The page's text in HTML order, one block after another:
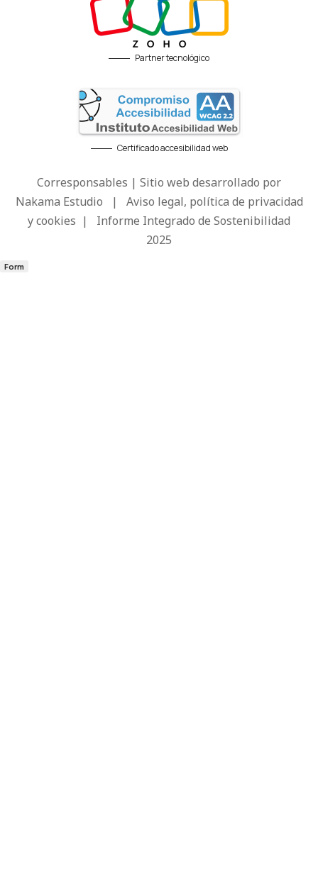
Partner tecnológico
Certificado accesibilidad web
Corresponsables | Sitio web desarrollado por
Nakama Estudio | Aviso legal, política de privacidad
y cookies | Informe Integrado de Sostenibilidad
2025
Form